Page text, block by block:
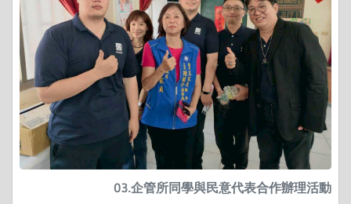
03.企管所同學與民意代表合作辦理活動